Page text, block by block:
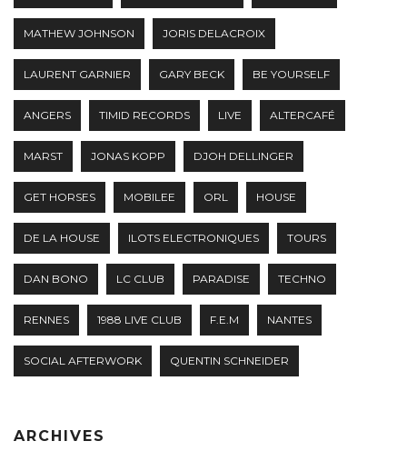
MATHEW JOHNSON JORIS DELACROIX
LAURENT GARNIER GARY BECK BE YOURSELF
ANGERS TIMID RECORDS LIVE ALTERCAFÉ
MARST JONAS KOPP DJOH DELLINGER
GET HORSES MOBILEE ORL HOUSE
DE LA HOUSE ILOTS ELECTRONIQUES TOURS
DAN BONO LC CLUB PARADISE TECHNO
RENNES 1988 LIVE CLUB F.E.M NANTES
SOCIAL AFTERWORK QUENTIN SCHNEIDER
ARCHIVES